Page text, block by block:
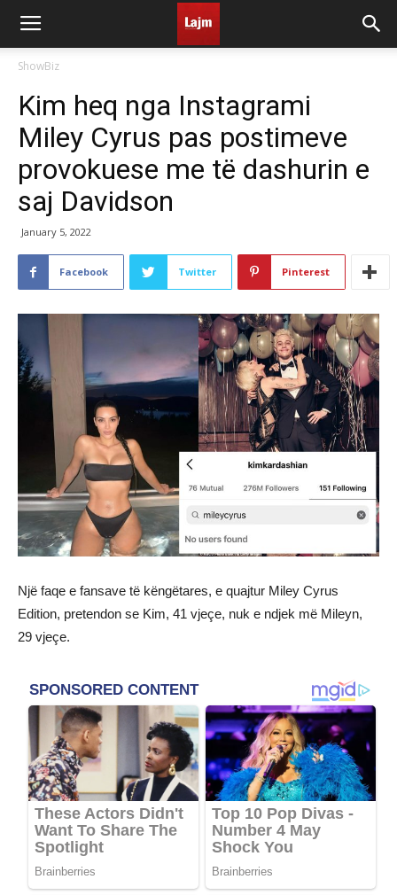
ShowBiz
Kim heq nga Instagrami
Miley Cyrus pas postimeve
provokuese me të dashurin e
saj Davidson
January 5, 2022
Facebook Twitter Pinterest
Një faqe e fansave të këngëtares, e quajtur Miley Cyrus
Edition, pretendon se Kim, 41 vjeçe, nuk e ndjek më Mileyn,
29 vjeçe.